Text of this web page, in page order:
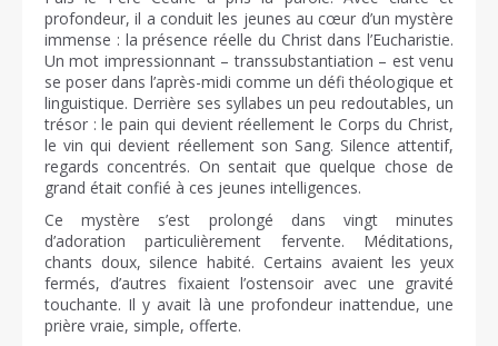
profondeur, il a conduit les jeunes au cœur d’un mystère
immense : la présence réelle du Christ dans l’Eucharistie.
Un mot impressionnant – transsubstantiation – est venu
se poser dans l’après-midi comme un défi théologique et
linguistique. Derrière ses syllabes un peu redoutables, un
trésor : le pain qui devient réellement le Corps du Christ,
le vin qui devient réellement son Sang. Silence attentif,
regards concentrés. On sentait que quelque chose de
grand était confié à ces jeunes intelligences.
Ce mystère s’est prolongé dans vingt minutes
d’adoration particulièrement fervente. Méditations,
chants doux, silence habité. Certains avaient les yeux
fermés, d’autres fixaient l’ostensoir avec une gravité
touchante. Il y avait là une profondeur inattendue, une
prière vraie, simple, offerte.